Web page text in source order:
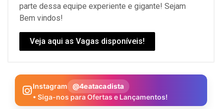
parte dessa equipe experiente e gigante! Sejam
Bem vindos!
Veja aqui as Vagas disponíveis!
Instagram
@4eatacadista
• Siga-nos para Ofertas e Lançamentos!